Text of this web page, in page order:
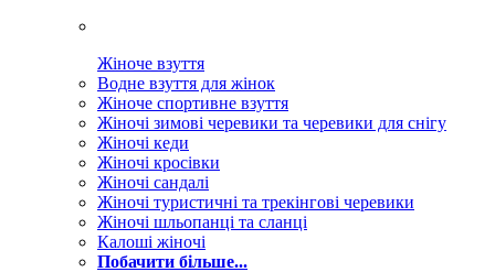
Жіноче взуття
Водне взуття для жінок
Жіноче спортивне взуття
Жіночі зимові черевики та черевики для снігу
Жіночі кеди
Жіночі кросівки
Жіночі сандалі
Жіночі туристичні та трекінгові черевики
Жіночі шльопанці та сланці
Калоші жіночі
Побачити більше...